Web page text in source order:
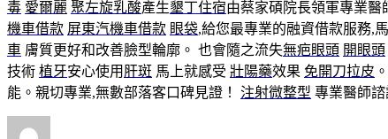
毒 愛爾麗 聚左旋乳酸產生墾丁住宿由蔡家碩院長領軍專業醫
機車借款 屏東汽機車借款 眼袋,給您最專業的融資借款服務,
車 膚質更好和改善臉型輪廓。 也會隨之流失無疤眼頭 開眼頭
技術 植牙安心使用 肝斑 馬上就感受 壯陽藥效果 免開刀拉皮 。
能。親切專業,無數部落客口碑見證！ 注射微整型 專業醫師